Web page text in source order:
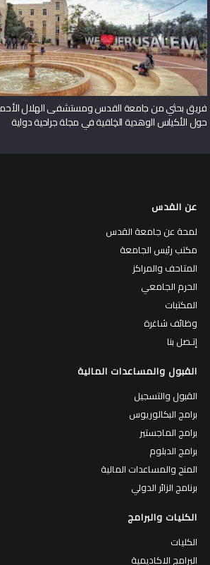
فريق بحثي من جامعة القدس ومستشفى الهلال
حول الأكياس الوهدية الخِلقية في مجلة جراحية دولية
عن القدس
لمحة عن جامعة القدس
مكتب رئيس الجامعة
المتاحف والمراكز
الحرم الجامعي
المكتبات
وظائف شاغرة
إتـصل بنا
القبول والمساعدات المالية
القبول والتسجيل
برامج البكالوريوس
برامج الماجستير
برامج الدبلوم
المنح والمساعدات المالية
برنامج الزائر الدولي
الكليات والبرامج
الكليات
البرامج الاكاديمية